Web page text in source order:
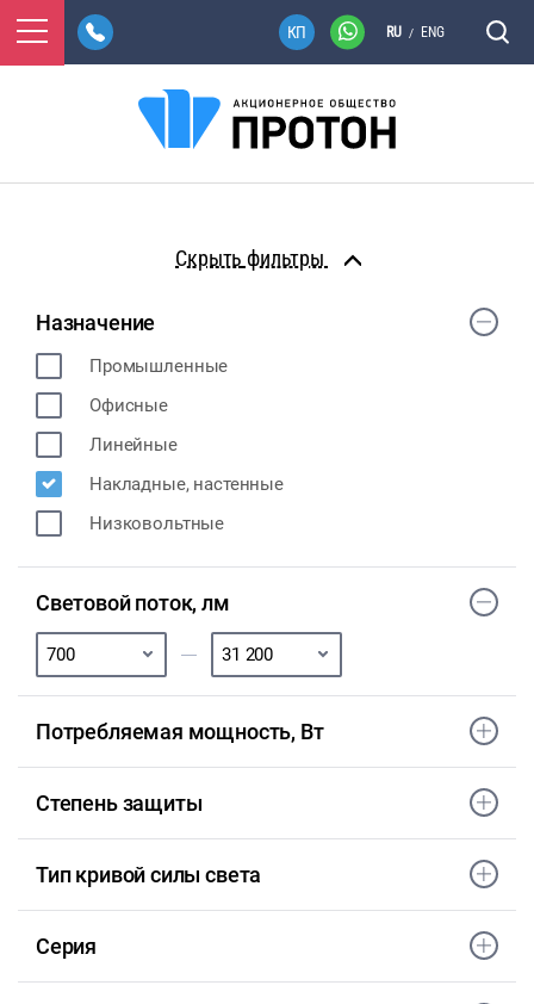
RU / ENG
фильтры
Назначение
Промышленные
Офисные
Линейные
Накладные, настенные
Низковольтные
Световой поток, лм
Потребляемая мощность, Вт
Степень защиты
Тип кривой силы света
Серия